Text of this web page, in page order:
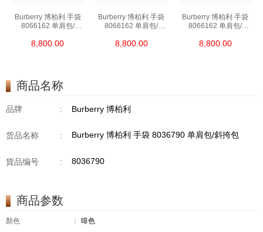
Burberry 博柏利 手袋
8066162 单肩包/
8,800.00
Burberry 博柏利 手袋
8066162 单肩包/
8,800.00
Burberry 博柏利 手袋
8066162 单肩包/
8,800.00
商品名称
品牌 : Burberry 博柏利
货品名称 : Burberry 博柏利 手袋 8036790 单肩包/斜挎包
貨品编号 : 8036790
商品参数
顏色 ： 啡色